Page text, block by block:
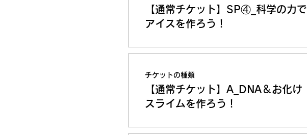
【通常チケット】SP④_科学の力で
アイスを作ろう！
チケットの種類
【通常チケット】A_DNA＆お化け
スライムを作ろう！